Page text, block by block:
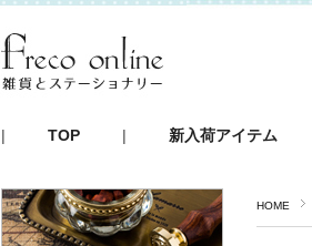
TOP 新入荷アイテム
HOME